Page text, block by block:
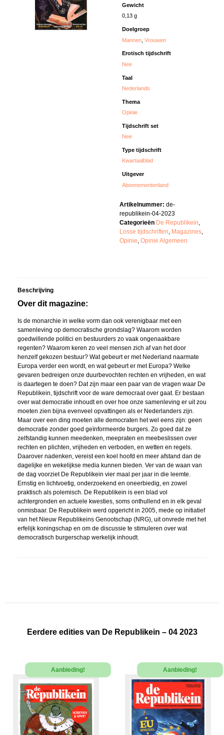
Gewicht
0,13 g
Doelgroep
Mannen ,Vrouwen
Erotisch tijdschrift
Nee
Taal
Nederlands
Thema
Opinie
Tijdschrift set
Nee
Type tijdschrift
Kwartaalblad
Uitgever
Abonnementenland
Artikelnummer: de-
republikein-04-2023
Categorieën De Republikein,
Losse tijdschriften, Magazines,
Opinie, Opinie Algemeen
Beschrijving
Over dit magazine:
Is de monarchie in welke vorm dan ook verenigbaar met een
samenleving op democratische grondslag? Waarom worden
goedwillende politici en bestuurders zo vaak ongenaakbare
regenten? Waarom keren zo veel mensen zich af van het door
henzelf gekozen bestuur? Wat gebeurt er met Nederland naarmate
Europa verder een wordt, en wat gebeurt er met Europa? Welke
gevaren bedreigen onze duurbevochten rechten en vrijheden, en wat
is daartegen te doen? Dat zijn maar een paar van de vragen waar De
Republikein, tijdschrift voor de ware democraat over gaat. Er bestaan
over wat democratie inhoudt en over hoe onze samenleving er uit zou
moeten zien bijna evenveel opvattingen als er Nederlanders zijn.
Maar over een ding moeten alle democraten het wel eens zijn: geen
democratie zonder goed geïnformeerde burgers. Zo goed dat ze
zelfstandig kunnen meedenken, meepraten en meebeslissen over
rechten en plichten, vrijheden en verboden, en wetten en regels.
Daarover nadenken, vereist een koel hoofd en meer afstand dan de
dagelijke en wekelijkse media kunnen bieden. Ver van de waan van
de dag voorziet De Republikein vier maal per jaar in die leemte.
Ernstig en lichtvoetig, onderzoekend en oneerbiedig, en zowel
praktisch als polemisch. De Republikein is een blad vol
achtergronden en actuele kwesties, soms onthullend en in elk geval
onmisbaar. De Republikein werd opgericht in 2005, mede op initiatief
van het Nieuw Republikeins Genootschap (NRG), uit onvrede met het
erfelijk koningschap en om de discussie te stimuleren over wat
democratisch burgerschap werkelijk inhoudt.
Eerdere edities van De Republikein – 04 2023
Aanbieding! Aanbieding!